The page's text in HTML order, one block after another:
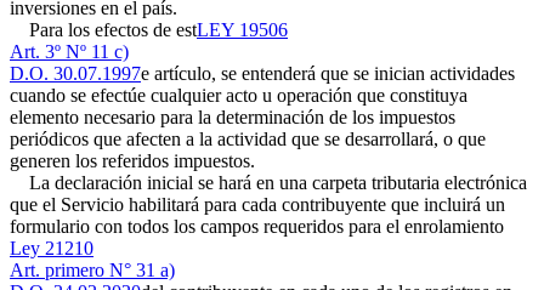
inversiones en el país.
Para los efectos de estLEY 19506
Art. 3º Nº 11 c)
D.O. 30.07.1997e artículo, se entenderá que se inician actividades
cuando se efectúe cualquier acto u operación que constituya
elemento necesario para la determinación de los impuestos
periódicos que afecten a la actividad que se desarrollará, o que
generen los referidos impuestos.
La declaración inicial se hará en una carpeta tributaria electrónica
que el Servicio habilitará para cada contribuyente que incluirá un
formulario con todos los campos requeridos para el enrolamiento
Ley 21210
Art. primero N° 31 a)